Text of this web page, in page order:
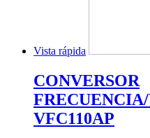
Vista rápida
CONVERSOR
VFC110AP